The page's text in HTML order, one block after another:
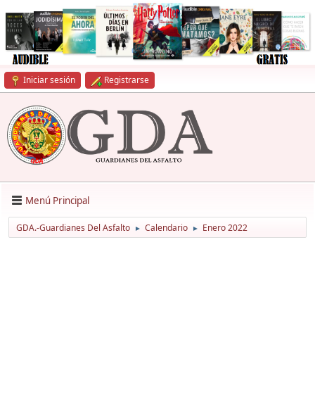
Iniciar sesión Registrarse
Menú Principal
GDA.-Guardianes Del Asfalto ► Calendario ► Enero 2022